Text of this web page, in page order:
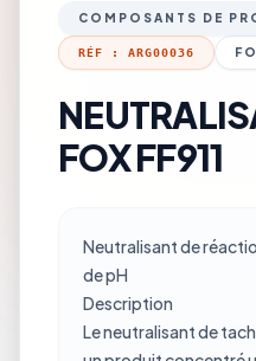
COMPOSANTS DE
RÉF : ARG00036
FOX FF911
Neutralisant de
de pH
Description
Le neutralisant de